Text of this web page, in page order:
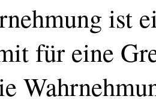
ist
für eine